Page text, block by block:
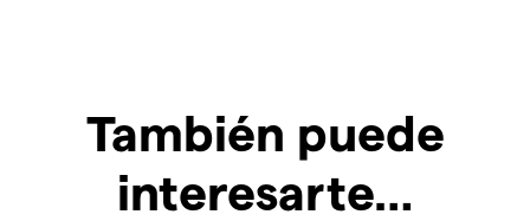
También puede
interesarte…